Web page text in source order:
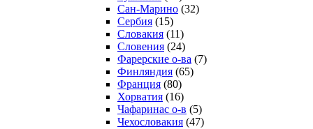
Сан-Марино (32)
Сербия (15)
Словакия (11)
Словения (24)
Фарерские о-ва (7)
Финляндия (65)
Франция (80)
Хорватия (16)
Чафаринас о-в (5)
Чехословакия (47)